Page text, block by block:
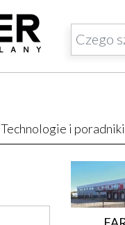
Technologie i poradniki